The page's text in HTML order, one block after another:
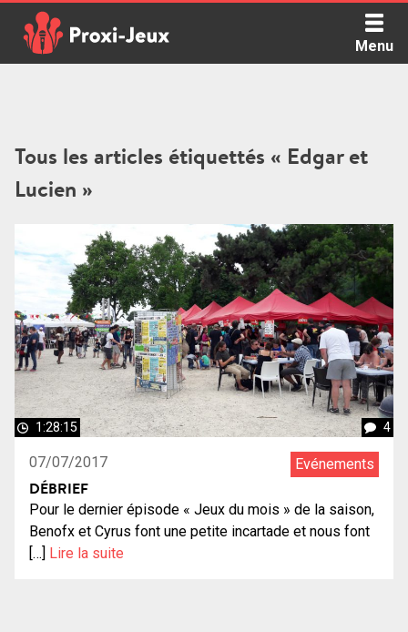
content
Menu
Tous les articles étiquettés « Edgar et
Lucien »
1:28:15 4
07/07/2017 Evénements
DÉBRIEF
Pour le dernier épisode « Jeux du mois » de la saison,
Benofx et Cyrus font une petite incartade et nous font
[…] Lire la suite